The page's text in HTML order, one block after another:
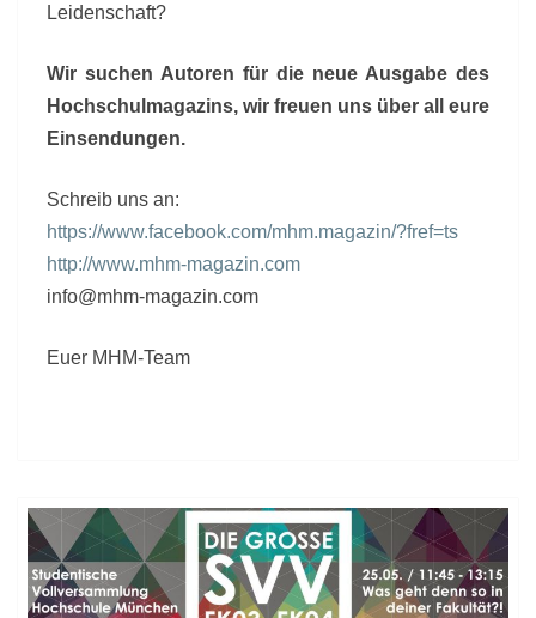
Leidenschaft?
Wir suchen Autoren für die neue Ausgabe des
Hochschulmagazins, wir freuen uns über all eure
Einsendungen.
Schreib uns an:
https://www.facebook.com/mhm.magazin/?fref=ts
http://www.mhm-magazin.com
info@mhm-magazin.com
Euer MHM-Team